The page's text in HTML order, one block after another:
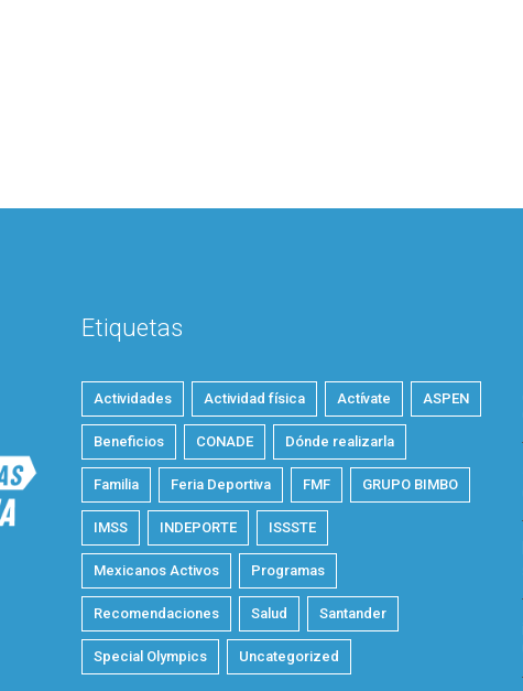
Etiquetas
Actividades Actividad física Actívate ASPEN
Beneficios CONADE Dónde realizarla
Familia Feria Deportiva FMF GRUPO BIMBO
IMSS INDEPORTE ISSSTE
Mexicanos Activos Programas
Recomendaciones Salud Santander
Special Olympics Uncategorized